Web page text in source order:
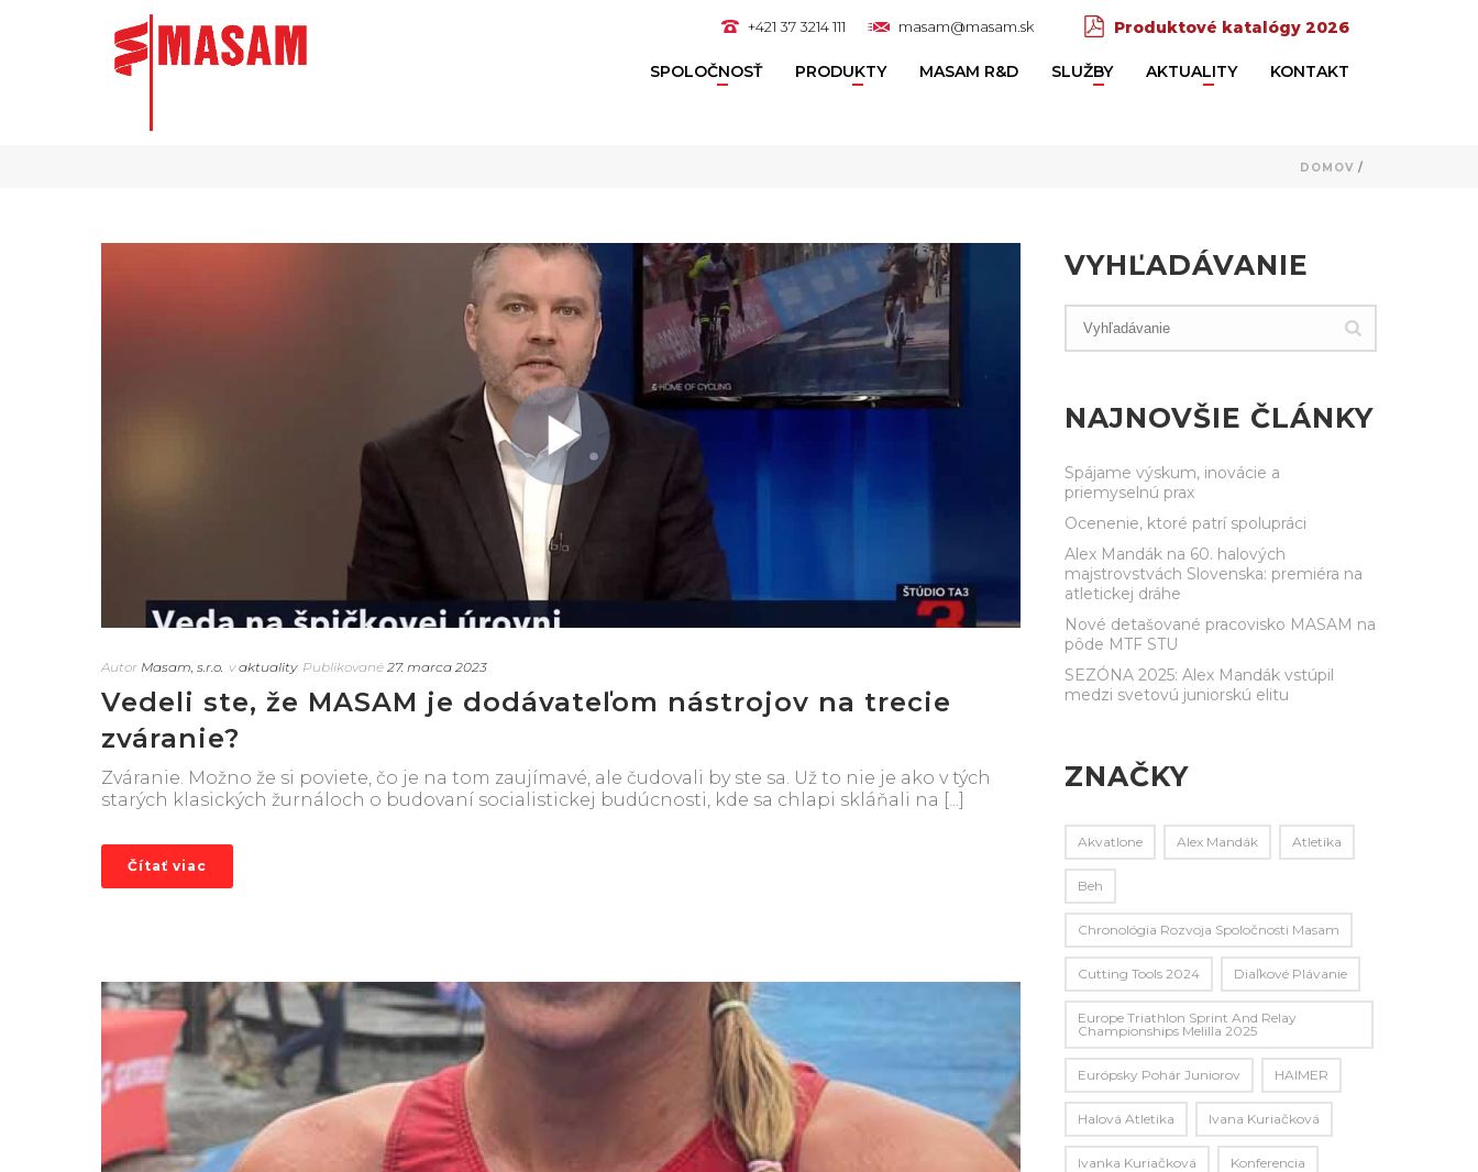
+421 37 3214 111 masam@masam.sk Produktové katalógy 2026
SPOLOČNOSŤ PRODUKTY MASAM R&D SLUŽBY AKTUALITY KONTAKT
DOMOV /
Autor Masam, s.r.o. v aktuality Publikované 27. marca 2023
Vedeli ste, že MASAM je dodávateľom nástrojov na trecie
zváranie?
Zváranie. Možno že si poviete, čo je na tom zaujímavé, ale čudovali by ste sa. Už to nie je ako v tých
starých klasických žurnáloch o budovaní socialistickej budúcnosti, kde sa chlapi skláňali na [...]
Čítať viac
VYHĽADÁVANIE
NAJNOVŠIE ČLÁNKY
Spájame výskum, inovácie a
priemyselnú prax
Ocenenie, ktoré patrí spolupráci
Alex Mandák na 60. halových
majstrovstvách Slovenska: premiéra na
atletickej dráhe
Nové detašované pracovisko MASAM na
pôde MTF STU
SEZÓNA 2025: Alex Mandák vstúpil
medzi svetovú juniorskú elitu
ZNAČKY
Akvatlone Alex Mandák Atletika
Beh
Chronológia Rozvoja Spoločnosti Masam
Cutting Tools 2024 Diaľkové Plávanie
Europe Triathlon Sprint And Relay
Championships Melilla 2025
Európsky Pohár Juniorov HAIMER
Halová Atletika Ivana Kuriačková
Ivanka Kuriačková Konferencia